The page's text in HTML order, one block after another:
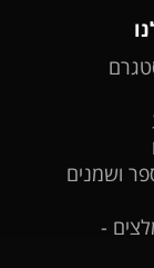
ושמנים
-